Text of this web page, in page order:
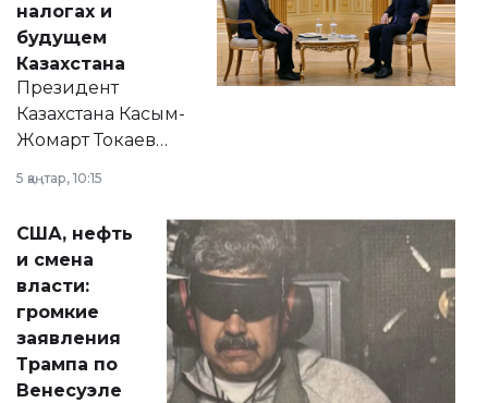
налогах и
будущем
Казахстана
Президент
Казахстана Касым-
Жомарт Токаев
сразу несколько
актуальных тем —
от слухов о
политических
реформах до
вопросов армии,
экономики и
личного здоровья.
5 қаңтар, 10:15
США, нефть
и смена
власти:
громкие
заявления
Трампа по
Венесуэле